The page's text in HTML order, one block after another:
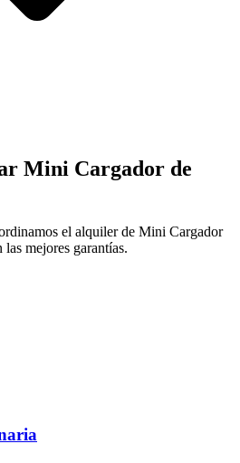
Mini Cargador de
el alquiler de Mini Cargador
mejores garantías.